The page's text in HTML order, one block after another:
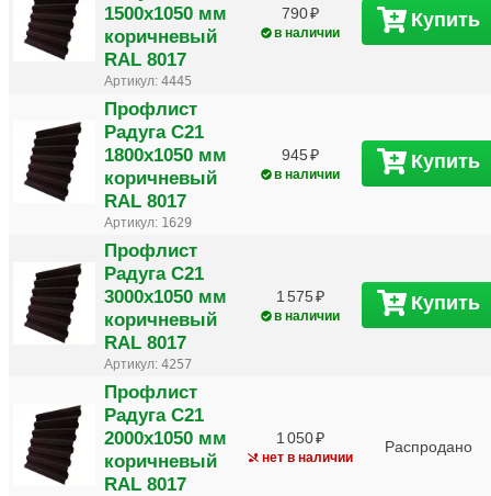
1500х1050 мм
коричневый
RAL 8017
Артикул: 4445
790
в наличии
Купить
Профлист
Радуга С21
1800х1050 мм
коричневый
RAL 8017
Артикул: 1629
945
в наличии
Купить
Профлист
Радуга С21
3000х1050 мм
коричневый
RAL 8017
Артикул: 4257
1 575
в наличии
Купить
Профлист
Радуга С21
2000х1050 мм
коричневый
RAL 8017
1 050
нет в наличии
Распродано